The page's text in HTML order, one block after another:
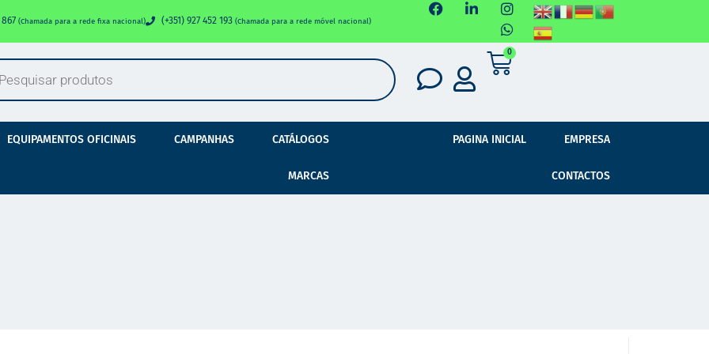
867 (Chamada para a rede fixa nacional) (+351) 927 452 193 (Chamada para a rede móvel nacional)
0
EQUIPAMENTOS OFICINAIS CAMPANHAS CATÁLOGOS
MARCAS
PAGINA INICIAL EMPRESA
CONTACTOS